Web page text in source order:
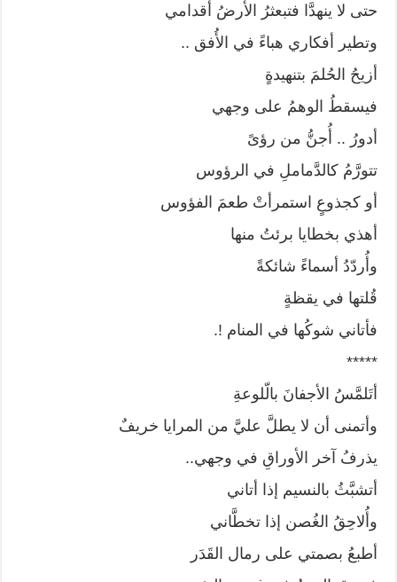
حتى لا ينهدَّا فتبعثرُ الأرضُ أقدامي
وتطير أفكاري هباءً في الأُفق ..
أزيحُ الحُلمَ بتنهيدةٍ
فيسقطُ الوهمُ على وجهي
أدورُ .. أُجنُّ من رؤىً
تتورَّمُ كالدَّماملِ في الرؤوس
أو كجذوعٍ استمرأتْ طعمَ الفؤوس
أهذي بخطايا برئتُ منها
وأُردّدُ أسماءً شائكةً
قُلتها في يقظةٍ
فأتاني شوكُها في المنام !.
*****
أتَلمَّسُ الأجفانَ بالّلوعةِ
وأتمنى أن لا يطلَّ عليَّ من المرايا خريفٌ
يذرفُ آخر الأوراقِ في وجهي..
أتشبَّثُ بالنسيم إذا أتاني
وأُلاحِقُ الغُصن إذا تخطَّاني
أطبعُ بصمتي على رمال القَدَر